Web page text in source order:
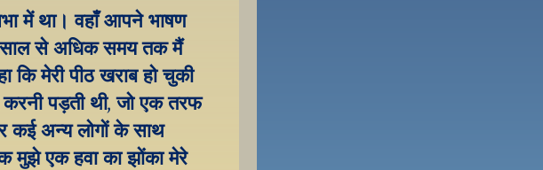
में था। वहाँ आपने भाषण
साल से अधिक समय तक मैं
मेरी पीठ खराब हो चुकी
पड़ती थी, जो एक तरफ
अन्य लोगों के साथ
मुझे एक हवा का झोंका मेरे